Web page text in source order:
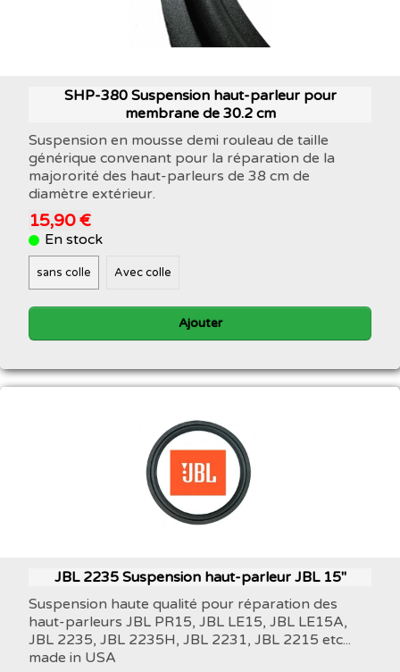
SHP-380 Suspension haut-parleur pour
membrane de 30.2 cm
Suspension en mousse demi rouleau de taille
générique convenant pour la réparation de la
majororité des haut-parleurs de 38 cm de
diamètre extérieur.
15,90 €
En stock
sans colle Avec colle
Ajouter
JBL 2235 Suspension haut-parleur JBL 15"
Suspension haute qualité pour réparation des
haut-parleurs JBL PR15, JBL LE15, JBL LE15A,
JBL 2235, JBL 2235H, JBL 2231, JBL 2215 etc...
made in USA